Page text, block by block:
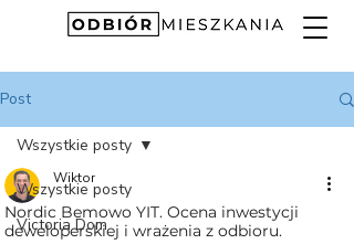
Post
Wszystkie posty
Victoria Dom
Wszystkie posty
Nordic Bemowo YIT. Ocena inwestycji
deweloperskiej i wrażenia z odbioru.
Wiktor